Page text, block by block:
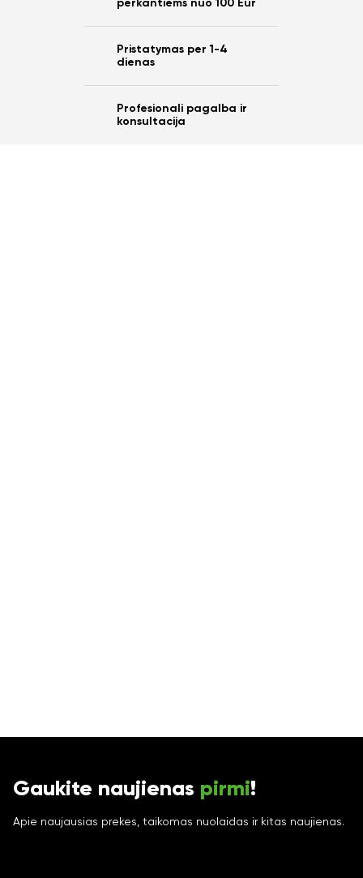
perkantiems nuo 100 Eur
Pristatymas per 1-4
dienas
Profesionali pagalba ir
konsultacija
Gaukite naujienas pirmi!
Apie naujausias prekes, taikomas nuolaidas ir kitas naujienas.